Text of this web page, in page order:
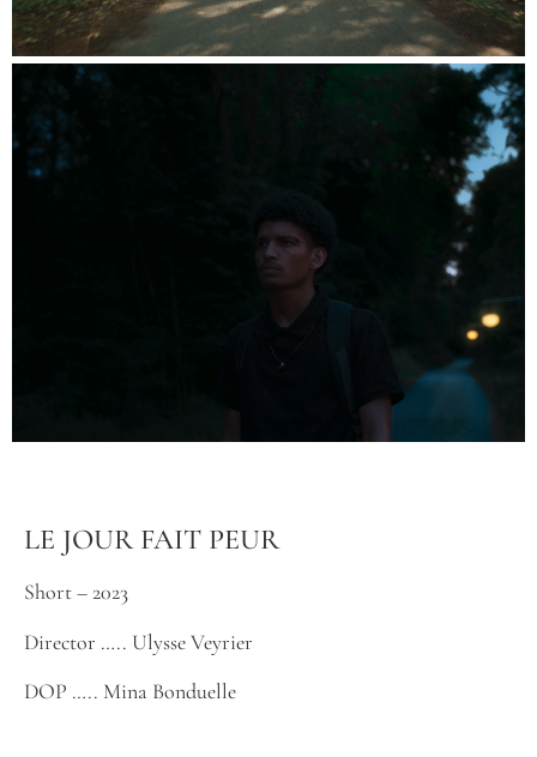
LE JOUR FAIT PEUR
Short – 2023
Director ….. Ulysse Veyrier
DOP ….. Mina Bonduelle